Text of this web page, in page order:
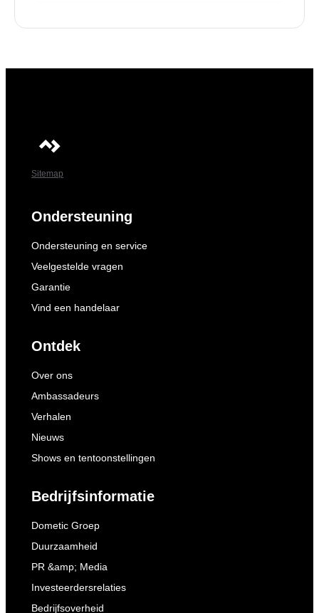
Sitemap
Ondersteuning
Ondersteuning en service
Veelgestelde vragen
Garantie
Vind een handelaar
Ontdek
Over ons
Ambassadeurs
Verhalen
Nieuws
Shows en tentoonstellingen
Bedrijfsinformatie
Dometic Groep
Duurzaamheid
PR &amp; Media
Investeerdersrelaties
Bedrijfsoverheid